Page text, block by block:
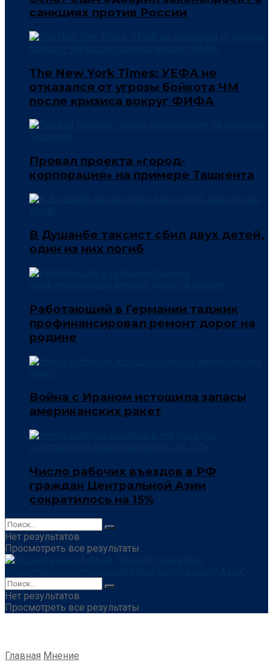
санкциях против России
The New York Times: УЕФА не
отказался от угрозы бойкота ЧМ
после кризиса вокруг ФИФА
Провал проекта «город-
корпорация» на примере Ташкента
В Душанбе таксист сбил двух детей,
один из них погиб
Работающий в Германии таджик
профинансировал ремонт дорог на
родине
Война с Ираном истощила запасы
американских ракет
Число рабочих въездов в РФ
граждан Центральной Азии
сократилось на 15%
Нет результатов
Просмотреть все результаты
Нет результатов
Просмотреть все результаты
Главная Мнение